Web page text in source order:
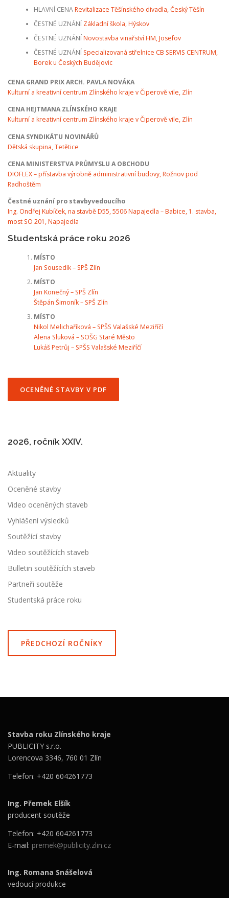
HLAVNÍ CENARevitalizace Těšínského divadla, Český Těšín
ČESTNÉ UZNÁNÍ Základní škola, Hýskov
ČESTNÉ UZNÁNÍ Novostavba vinařství HM, Josefov
ČESTNÉ UZNÁNÍ Specializovaná střelnice CB SERVIS CENTRUM,
Borek u Českých Budějovic
CENA GRAND PRIX ARCH. PAVLA NOVÁKA
Kulturní a kreativní centrum Zlínského kraje v Čiperově vile, Zlín
CENA HEJTMANA ZLÍNSKÉHO KRAJE
Kulturní a kreativní centrum Zlínského kraje v Čiperově vile, Zlín
CENA SYNDIKÁTU NOVINÁŘŮ
Dětská skupina, Tetětice
CENA MINISTERSTVA PRŮMYSLU A OBCHODU
DIOFLEX – přístavba výrobně administrativní budovy, Rožnov pod
Radhoštěm
Čestné uznání pro stavbyvedoucího
Ing. Ondřej Kubíček, na stavbě D55, 5506 Napajedla – Babice, 1. stavba,
most SO 201, Napajedla
Studentská práce roku 2026
MÍSTO
Jan Sousedík – SPŠ Zlín
MÍSTO
Jan Konečný – SPŠ Zlín
Štěpán Šimoník – SPŠ Zlín
MÍSTO
Nikol Melichaříková – SPŠS Valašské Meziříčí
Alena Sluková – SOŠG Staré Město
Lukáš Petrůj – SPŠS Valašské Meziříčí
OCENĚNÉ STAVBY V PDF
2026, ročník XXIV.
Aktuality
Oceněné stavby
Video oceněných staveb
Vyhlášení výsledků
Soutěžící stavby
Video soutěžících staveb
Bulletin soutěžících staveb
Partneři soutěže
Studentská práce roku
PŘEDCHOZÍ ROČNÍKY
Stavba roku Zlínského kraje
PUBLICITY s.r.o.
Lorencova 3346, 760 01 Zlín
Telefon: +420 604261773
Ing. Přemek Elšík
producent soutěže
Telefon: +420 604261773
E-mail: premek@publicity.zlin.cz
Ing. Romana Snášelová
vedoucí produkce